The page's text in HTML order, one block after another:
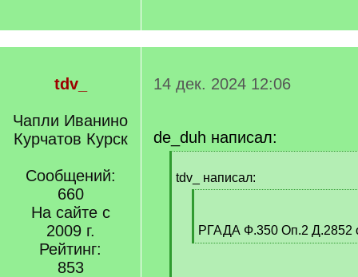
tdv_
Чапли Иванино
Курчатов Курск
Сообщений:
660
На сайте с
2009 г.
Рейтинг:
853
14 дек. 2024 12:06
de_duh написал:
q
tdv_ написал:
]РГАДА Ф.350 Оп.2 Д.2852
[